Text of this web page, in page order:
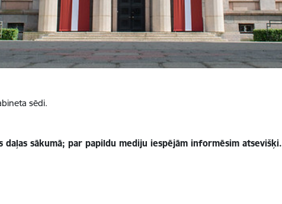
sēdi.
sākumā; par papildu mediju iespējām informēsim atsevišķi.